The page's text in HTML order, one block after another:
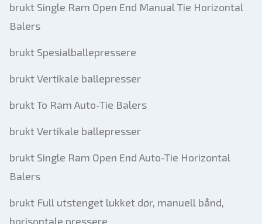
brukt Single Ram Open End Manual Tie Horizontal
Balers
brukt Spesialballepressere
brukt Vertikale ballepresser
brukt To Ram Auto-Tie Balers
brukt Vertikale ballepresser
brukt Single Ram Open End Auto-Tie Horizontal
Balers
brukt Full utstenget lukket dør, manuell bånd,
horisontale pressere